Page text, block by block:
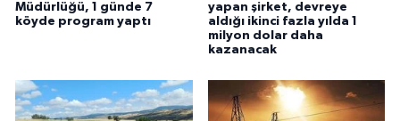
Müdürlüğü, 1 günde 7
köyde program yaptı
yapan şirket, devreye
aldığı ikinci fazla yılda 1
milyon dolar daha
kazanacak